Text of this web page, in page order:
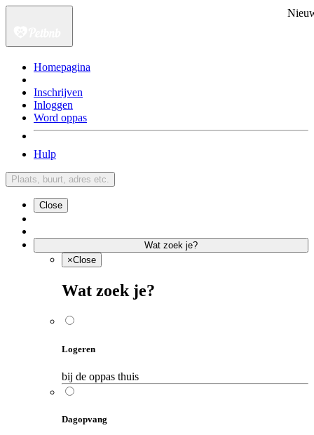
Homepagina
Inschrijven
Inloggen
Word oppas
Hulp
Plaats, buurt, adres etc.
Close
Wat zoek je?
×Close
Wat zoek je?
Logeren
bij de oppas thuis
Dagopvang